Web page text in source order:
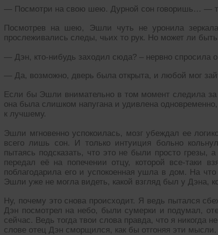
— Посмотри на свою шею. Дурной сон говоришь… —
Посмотрев на шею, Эшли чуть не уронила
прослеживались следы, чьих то рук. Но может ли
— Дэн, кто-нибудь заходил сюда? – нервно спросила
— Да, возможно, дверь была открыта, и любой мог
Если бы Эшли внимательно в том момент следила
она была слишком напугана и удивлена
к лучшему.
Эшли мгновенно успокоилась, мозг убеждал ее
всего лишь сон. И только интуиция больно
пытаясь подсказать, что это не были просто
передал её на попечении отцу, которой все-таки
поблагодарила его и успокоенная ушла в дом. На
Эшли уже не могла видеть, какой взгляд был у Дэна,
Ну, почему это снова происходит. Я ведь пытался
Дэн посмотрел на небо, были сумерки и подумал,
сейчас. Ведь тогда твои слова правда, что я никогда
слове отец Дэн сморщился, как бы отгоняя эти мысли.